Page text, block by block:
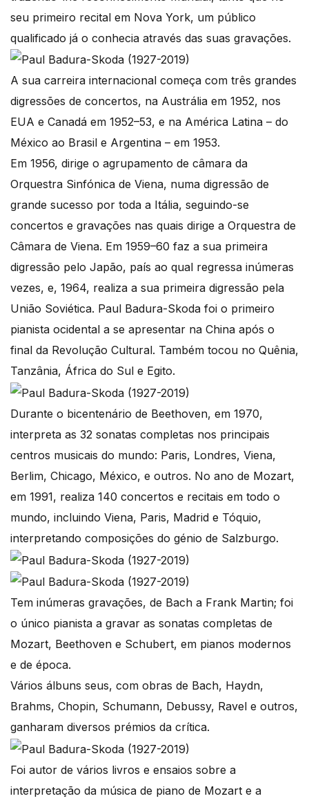
seu primeiro recital em Nova York, um público
qualificado já o conhecia através das suas gravações.
A sua carreira internacional começa com três grandes
digressões de concertos, na Austrália em 1952, nos
EUA e Canadá em 1952–53, e na América Latina – do
México ao Brasil e Argentina – em 1953.
Em 1956, dirige o agrupamento de câmara da
Orquestra Sinfónica de Viena, numa digressão de
grande sucesso por toda a Itália, seguindo-se
concertos e gravações nas quais dirige a Orquestra de
Câmara de Viena. Em 1959–60 faz a sua primeira
digressão pelo Japão, país ao qual regressa inúmeras
vezes, e, 1964, realiza a sua primeira digressão pela
União Soviética. Paul Badura-Skoda foi o primeiro
pianista ocidental a se apresentar na China após o
final da Revolução Cultural. Também tocou no Quênia,
Tanzânia, África do Sul e Egito.
Durante o bicentenário de Beethoven, em 1970,
interpreta as 32 sonatas completas nos principais
centros musicais do mundo: Paris, Londres, Viena,
Berlim, Chicago, México, e outros. No ano de Mozart,
em 1991, realiza 140 concertos e recitais em todo o
mundo, incluindo Viena, Paris, Madrid e Tóquio,
interpretando composições do génio de Salzburgo.
Tem inúmeras gravações, de Bach a Frank Martin; foi
o único pianista a gravar as sonatas completas de
Mozart, Beethoven e Schubert, em pianos modernos
e de época.
Vários álbuns seus, com obras de Bach, Haydn,
Brahms, Chopin, Schumann, Debussy, Ravel e outros,
ganharam diversos prémios da crítica.
Foi autor de vários livros e ensaios sobre a
interpretação da música de piano de Mozart e a